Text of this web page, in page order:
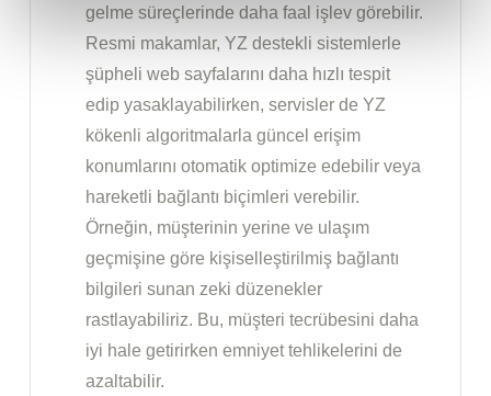
gelme süreçlerinde daha faal işlev görebilir.
Resmi makamlar, YZ destekli sistemlerle
şüpheli web sayfalarını daha hızlı tespit
edip yasaklayabilirken, servisler de YZ
kökenli algoritmalarla güncel erişim
konumlarını otomatik optimize edebilir veya
hareketli bağlantı biçimleri verebilir.
Örneğin, müşterinin yerine ve ulaşım
geçmişine göre kişiselleştirilmiş bağlantı
bilgileri sunan zeki düzenekler
rastlayabiliriz. Bu, müşteri tecrübesini daha
iyi hale getirirken emniyet tehlikelerini de
azaltabilir.